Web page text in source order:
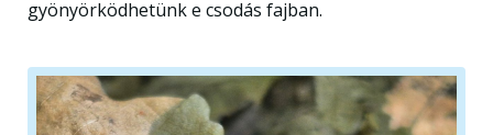
gyönyörködhetünk e csodás fajban.